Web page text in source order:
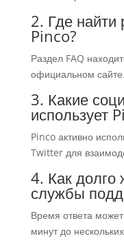
2. Где найти
Pinco?
Раздел FAQ
официальном сайте.
3. Какие
использует
Pinco активно
Twitter для
4. Как долго
службы
Время ответа может
минут до